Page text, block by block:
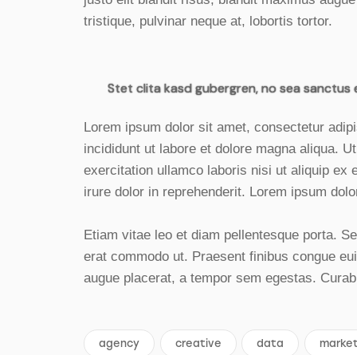
tristique, pulvinar neque at, lobortis tortor.
Stet clita kasd gubergren, no sea
Lorem ipsum dolor sit amet, consectetur
incididunt ut labore et dolore magna aliqua.
exercitation ullamco laboris nisi ut aliquip ex
irure dolor in reprehenderit. Lorem ipsum
Etiam vitae leo et diam pellentesque porta.
erat commodo ut. Praesent finibus congue
augue placerat, a tempor sem egestas.
agency creative data